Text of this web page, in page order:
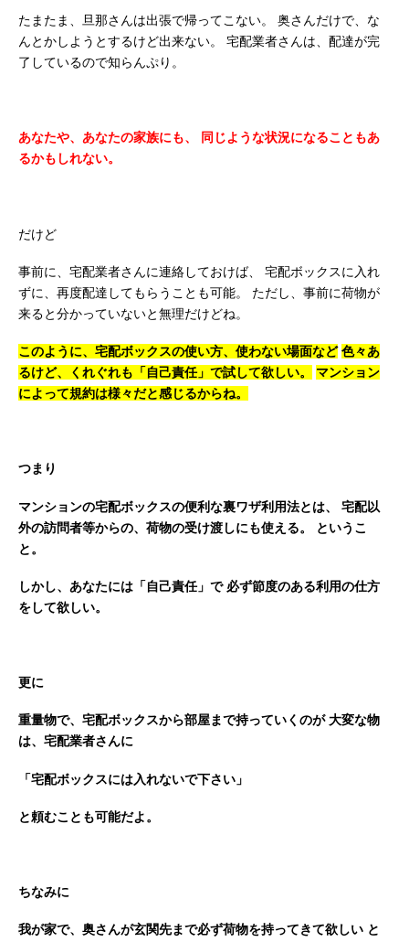
たまたま、旦那さんは出張で帰ってこない。
奥さんだけで、な
んとかしようとするけど出来ない。
宅配業者さんは、配達が完
了しているので知らんぷり。
あなたや、あなたの家族にも、
同じような状況になることもあ
るかもしれない。
だけど
事前に、宅配業者さんに連絡しておけば、
宅配ボックスに入れ
ずに、再度配達してもらうことも可能。
ただし、事前に荷物が
来ると分かっていないと無理だけどね。
このように、宅配ボックスの使い方、使わない場面など 色々あ
るけど、くれぐれも「自己責任」で試して欲しい。
マンション
によって規約は様々だと感じるからね。
つまり
マンションの宅配ボックスの便利な裏ワザ利用法とは、
宅配以
外の訪問者等からの、荷物の受け渡しにも使える。
というこ
と。
しかし、あなたには「自己責任」で 必ず節度のある利用の仕方
をして欲しい。
更に
重量物で、宅配ボックスから部屋まで持っていくのが 大変な物
は、宅配業者さんに
「宅配ボックスには入れないで下さい」
と頼むことも可能だよ。
ちなみに
我が家で、奥さんが玄関先まで必ず荷物を持ってきて欲しい と